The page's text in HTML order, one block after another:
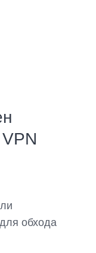
обхода